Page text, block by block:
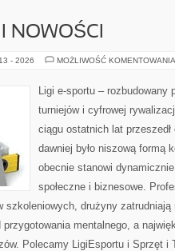
NOWOŚCI
- 2026 MOŻLIWOŚĆ KOMENTOWANIA
Ligi e-sportu – rozbudowany
turniejów i cyfrowej
ciągu ostatnich lat
dawniej było niszową formą
obecnie stanowi
społeczne i biznesowe.
szkoleniowych, drużyny zatrudniają
mentalnego, a
Polecamy LigiEsportu i Sprzęt i